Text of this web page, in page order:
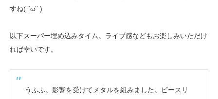
すね( ˘ω˘ )
以下スーパー埋め込みタイム。ライブ感などもお楽しみいただけ
れば幸いです。
うふふ。影響を受けてメタルを組みました。ピースリ